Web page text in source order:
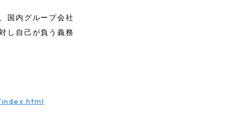
国内グループ会社
し自己が負う義務